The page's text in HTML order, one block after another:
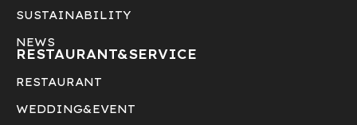
SUSTAINABILITY
NEWS
RESTAURANT&SERVICE
RESTAURANT
WEDDING&EVENT